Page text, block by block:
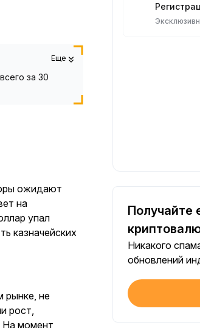
Еще
за 30
ожидают
на
упал
казначейских
рынке, не
рост,
На момент
Получайте
Никакого
обновлений